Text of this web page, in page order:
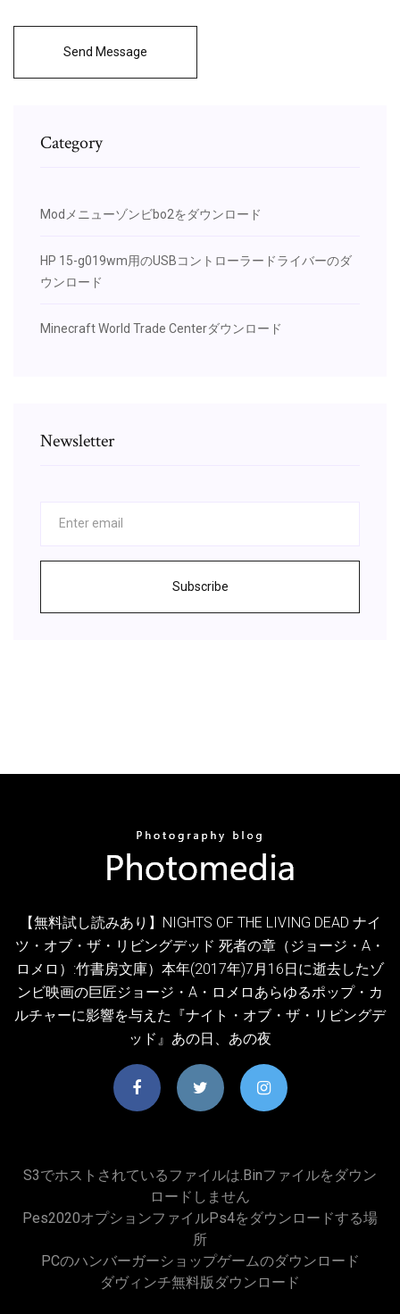
Send Message
Category
Modメニューゾンビbo2をダウンロード
HP 15-g019wm用のUSBコントローラードライバーのダ
ウンロード
Minecraft World Trade Centerダウンロード
Newsletter
Subscribe
【無料試し読みあり】NIGHTS OF THE LIVING DEAD ナイ
ツ・オブ・ザ・リビングデッド 死者の章（ジョージ・A・
ロメロ）:竹書房文庫）本年(2017年)7月16日に逝去したゾ
ンビ映画の巨匠ジョージ・A・ロメロあらゆるポップ・カ
ルチャーに影響を与えた『ナイト・オブ・ザ・リビングデ
ッド』あの日、あの夜
S3でホストされているファイルは.binファイルをダウン
ロードしません
Pes2020オプションファイルps4をダウンロードする場
所
PCのハンバーガーショップゲームのダウンロード
ダヴィンチ無料版ダウンロード